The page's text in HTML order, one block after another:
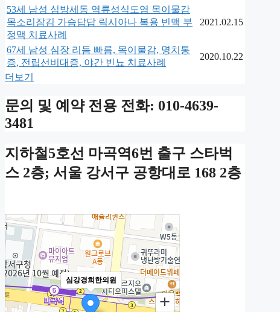
53세 남성 심방세동 역류성식도염 목이물감
목소리잠김 가슴답답 릭시아나 복용 빈맥 부
정맥 치료사례
2021.02.15
67세 남성 심장 리듬 빠름, 목이물감, 명치통
증, 전립선비대증, 야간 빈뇨 치료사례
2020.10.22
더보기
문의 및 예약 전용 전화: 010-4639-
3481
지하철5호선 마곡역6번 출구 스타벅
스 2층; 서울 강서구 공항대로 168 2층
심강경희한의원